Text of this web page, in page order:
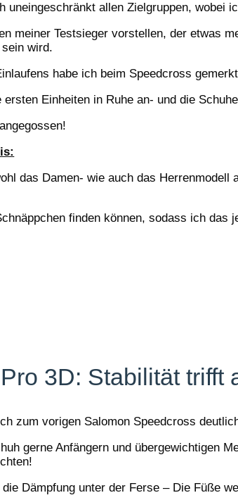
uneingeschränkt allen Zielgruppen,
meiner Testsieger vorstellen, der etwas
wird.
habe ich beim Speedcross
Einheiten in Ruhe an- und die
das Damen- wie auch das
finden können, sodass ich
3D: Stabilität trifft
zum vorigen Salomon Speedcross
gerne Anfängern und übergewichtigen
Dämpfung unter der Ferse – Die Füße